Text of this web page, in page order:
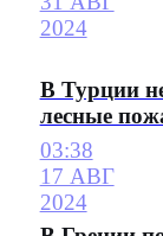
2024
В Турции
лесные
03:38
17 АВГ
2024